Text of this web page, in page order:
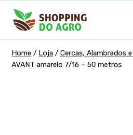
para
Home / Loja / Cercas, Alambrados
AVANT amarelo 7/16 – 50 metros